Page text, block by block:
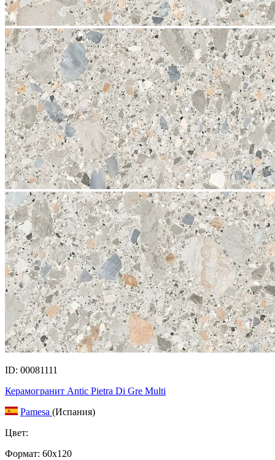
ID: 00081111
Керамогранит Antic Pietra Di Gre Multi
Pamesa (Испания)
Цвет:
Формат: 60x120